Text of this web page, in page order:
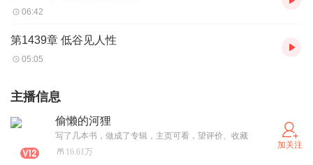
06:42
第1439章 低谷见人性
05:05
主播信息
偷懒的河狸
写了几本书，做成了专辑，主页可看，望评价、收藏
16.61万
加关注